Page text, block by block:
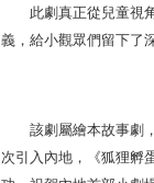
此劇真正從兒童視角
義，給小觀眾們留下了
該劇屬繪本故事劇，
次引入內地，《狐狸孵